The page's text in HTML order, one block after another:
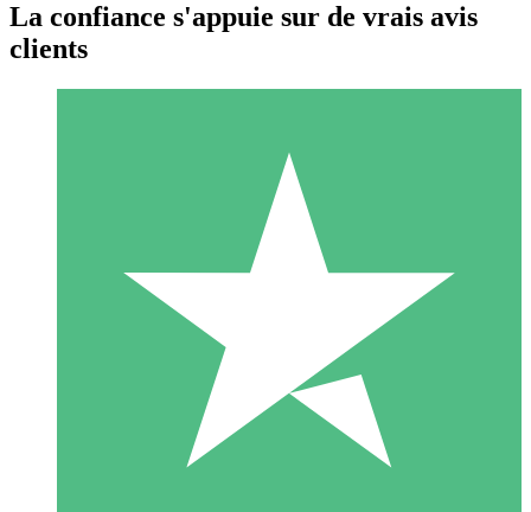
Packs de Crédits Individuels
Payez à l'utilisation avec des crédits de téléchargement. Sans
1 Téléchargement
10 00
La confiance s'appuie sur de vrais avis
clients